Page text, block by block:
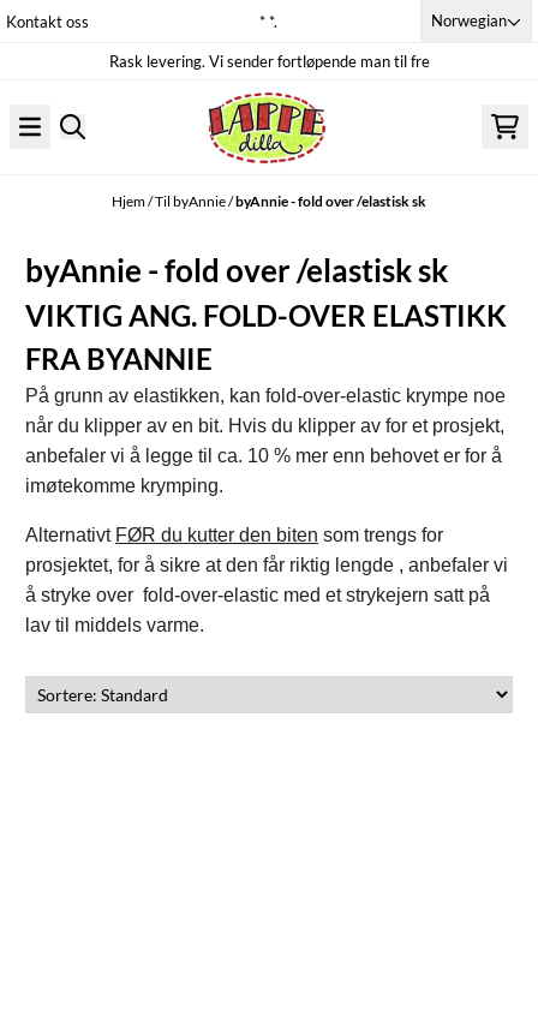
Hopp til innhold
Kontakt oss * *. Norwegian
Rask levering. Vi sender fortløpende man til fre
Hjem/Til byAnnie/byAnnie - fold over /elastisk sk
byAnnie - fold over /elastisk sk
VIKTIG ANG. FOLD-OVER ELASTIKK
FRA BYANNIE
På grunn av elastikken, kan fold-over-elastic krympe noe
når du klipper av en bit. Hvis du klipper av for et prosjekt,
anbefaler vi å legge til ca. 10 % mer enn behovet er for å
imøtekomme krymping.
Alternativt FØR du kutter den biten som trengs for
prosjektet, for å sikre at den får riktig lengde , anbefaler vi
å stryke over fold-over-elastic med et strykejern satt på
lav til middels varme.